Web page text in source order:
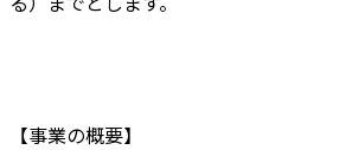
【事業の概要】